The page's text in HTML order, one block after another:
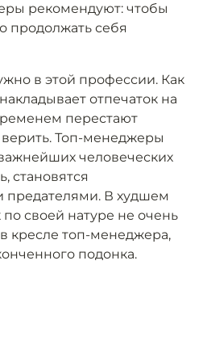
рекомендуют: чтобы
продолжать себя
в этой профессии. Как
отпечаток на
перестают
Топ-менеджеры
человеческих
становятся
В худшем
по своей натуре не очень
кресле топ-менеджера,
подонка.